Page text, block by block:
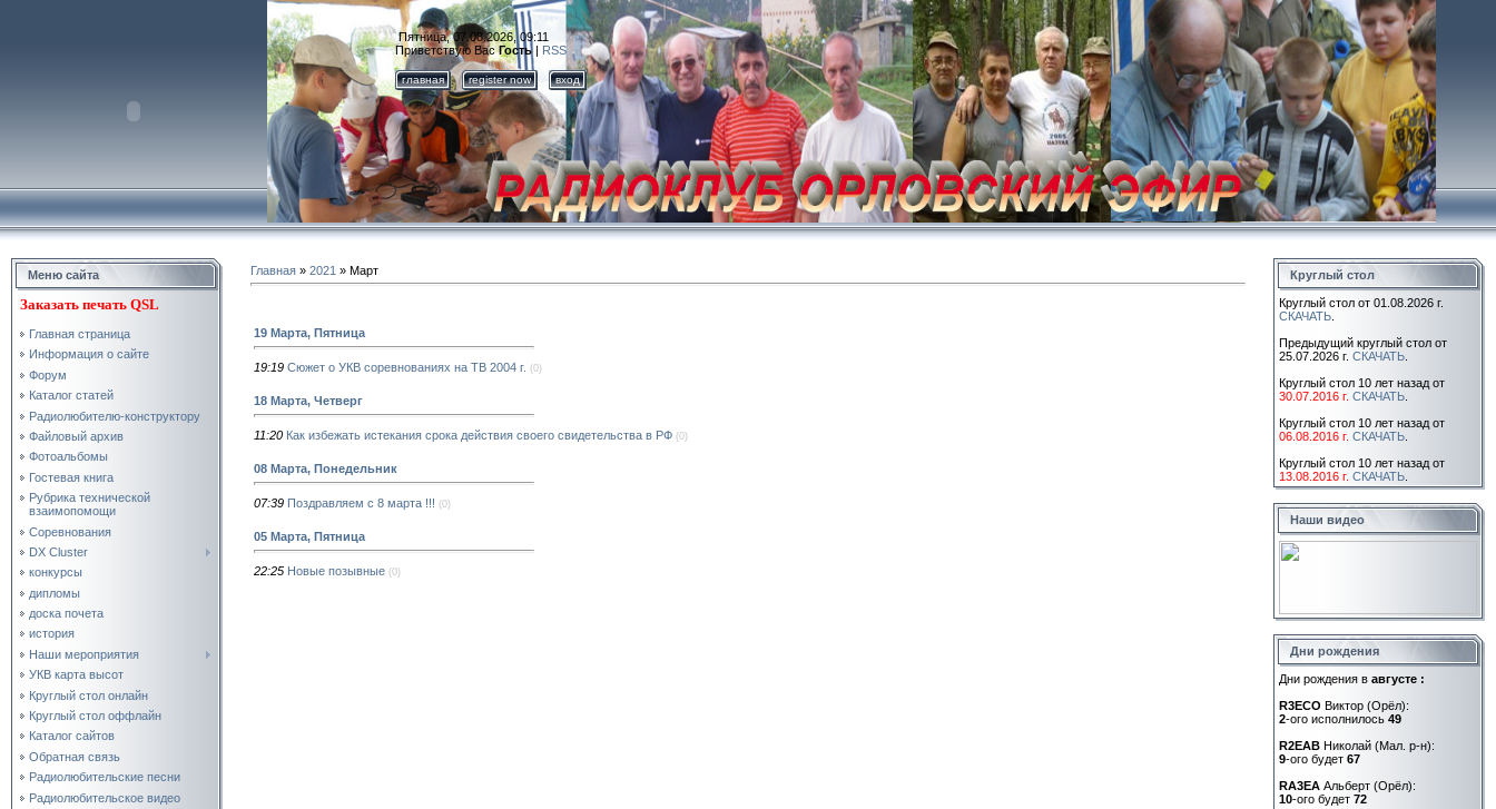
Пятница, 07.08.2026, 09:11
Приветствую Вас Гость| RSS
главная register now вход
Меню сайта
Заказать печать QSL
Главная страница
Информация о сайте
Форум
Каталог статей
Радиолюбителю-конструктору
Файловый архив
Фотоальбомы
Гостевая книга
Рубрика технической
взаимопомощи
Соревнования
DX Cluster
конкурсы
дипломы
доска почета
история
Наши мероприятия
УКВ карта высот
Круглый стол онлайн
Круглый стол оффлайн
Каталог сайтов
Обратная связь
Радиолюбительские песни
Радиолюбительское видео
Главная » 2021 » Март
19 Марта, Пятница
19:19 Сюжет о УКВ соревнованиях на ТВ 2004 г. (0)
18 Марта, Четверг
11:20 Как избежать истекания срока действия своего свидетельства в РФ (0)
08 Марта, Понедельник
07:39 Поздравляем с 8 марта !!! (0)
05 Марта, Пятница
22:25 Новые позывные (0)
Круглый стол
Круглый стол от 01.08.2026 г.
СКАЧАТЬ
Предыдущий круглый стол от
25.07.2026 г. СКАЧАТЬ
Круглый стол 10 лет назад от
30.07.2016 г. СКАЧАТЬ
Круглый стол 10 лет назад от
06.08.2016 г. СКАЧАТЬ
Круглый стол 10 лет назад от
13.08.2016 г. СКАЧАТЬ
Наши видео
Дни рождения
Дни рождения в августе :
R3ECO Виктор (Орёл):
2-ого исполнилось 49
R2EAB Николай (Мал. р-н):
9-ого будет 67
RA3EA Альберт (Орёл):
10-ого будет 72